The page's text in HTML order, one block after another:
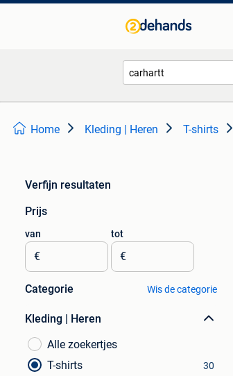
Home Kleding | Heren T-shirts
Verfijn resultaten
Prijs
van
€
tot
€
Categorie Wis de categorie
Kleding | Heren
Alle zoekertjes
T-shirts
30